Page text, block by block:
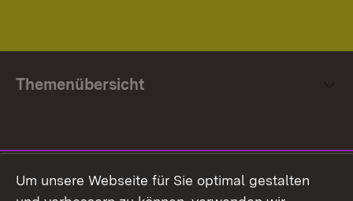
Themenübersicht
Um unsere Webseite für Sie optimal gestalten